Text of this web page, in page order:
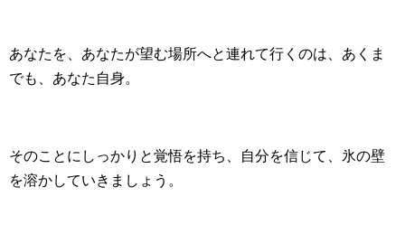
あなたを、あなたが望む場所へと連れて行くのは、あくま
でも、あなた自身。
そのことにしっかりと覚悟を持ち、自分を信じて、氷の壁
を溶かしていきましょう。